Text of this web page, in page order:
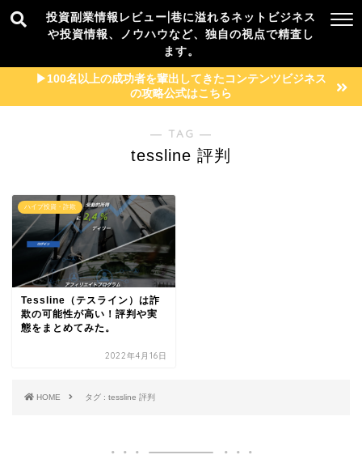
投資副業情報レビュー|巷に溢れるネットビジネス
や投資情報、ノウハウなど、独自の視点で精査し
ます。
▶︎100名以上の成功者を輩出してきたコンテンツビジネス
の攻略公式はこちら
― TAG ―
tessline 評判
ハイプ投資・詐欺
Tessline（テスライン）は詐
欺の可能性が高い！評判や実
態をまとめてみた。
2022年4月16日
HOME タグ : tessline 評判